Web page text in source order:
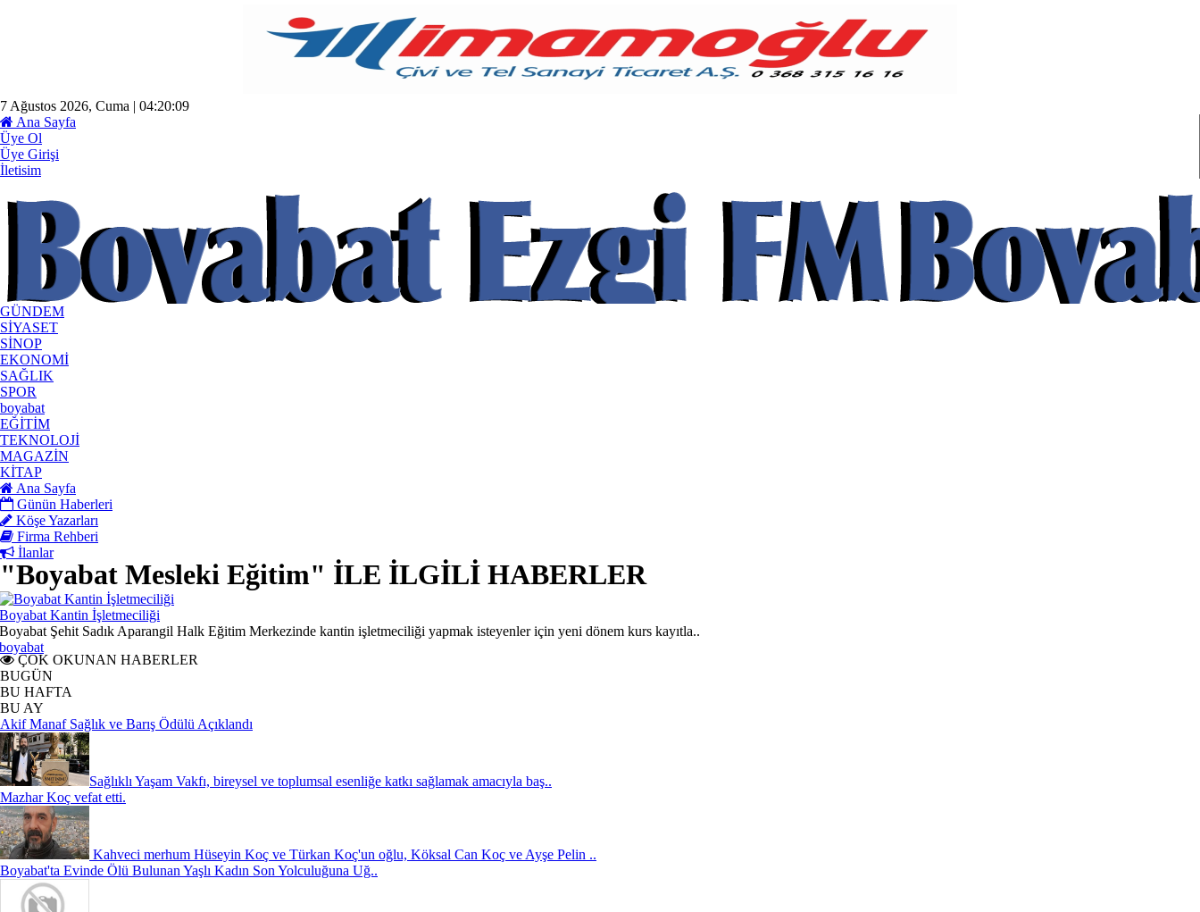
7 Ağustos 2026, Cuma | 04:20:10
Ana Sayfa
Üye Ol
Üye Girişi
İletisim
GÜNDEM
SİYASET
SİNOP
EKONOMİ
SAĞLIK
SPOR
boyabat
EĞİTİM
TEKNOLOJİ
MAGAZİN
KİTAP
Ana Sayfa
Günün Haberleri
Köşe Yazarları
Firma Rehberi
İlanlar
"Boyabat Mesleki Eğitim" İLE İLGİLİ HABERLER
Boyabat Kantin İşletmeciliği
Boyabat Şehit Sadık Aparangil Halk Eğitim Merkezinde kantin işletmeciliği yapmak isteyenler için yeni dönem kurs kayıtla..
boyabat
ÇOK OKUNAN HABERLER
BUGÜN
BU HAFTA
BU AY
Akif Manaf Sağlık ve Barış Ödülü Açıklandı
Sağlıklı Yaşam Vakfı, bireysel ve toplumsal esenliğe katkı sağlamak amacıyla baş..
Mazhar Koç vefat etti.
Kahveci merhum Hüseyin Koç ve Türkan Koç'un oğlu, Köksal Can Koç ve Ayşe Pelin ..
Boyabat'ta Evinde Ölü Bulunan Yaşlı Kadın Son Yolculuğuna Uğ..